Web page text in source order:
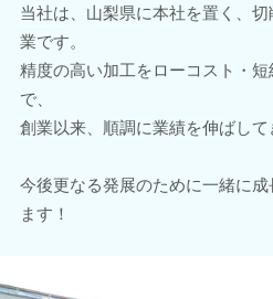
当社は、山梨県に本社を置く、
業です。
精度の高い加工をローコスト・
で、
創業以来、順調に業績を伸ばして
今後更なる発展のために一緒に
ます！